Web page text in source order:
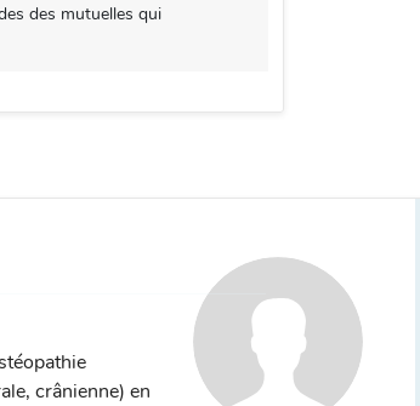
des mutuelles qui
crânienne) en